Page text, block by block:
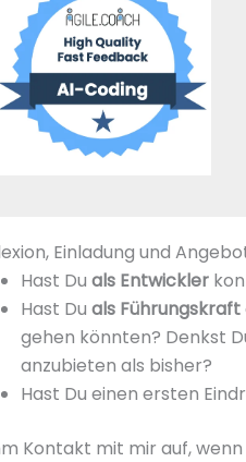
Einladung und
Hast Du als Entwickler
Hast Du als Führungskraft
gehen könnten? Denkst
anzubieten als bisher?
Hast Du einen ersten
Kontakt mit mir auf,